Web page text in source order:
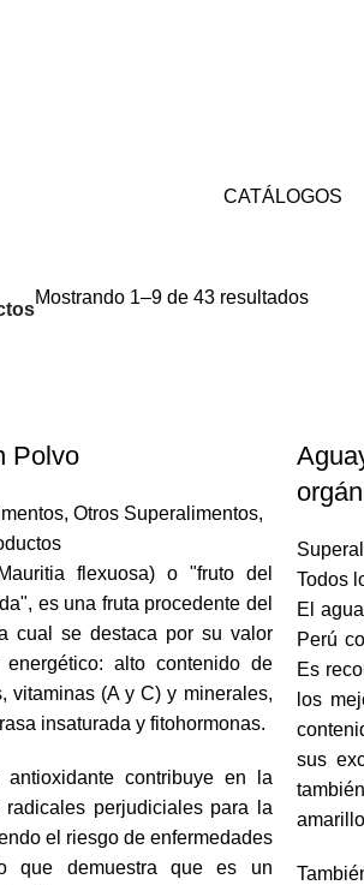
CATÁLOGOS
Mostrando 1–9 de 43 resultados
Polvo
, Otros Superalimentos,
flexuosa) o "fruto del
es una fruta procedente del
cual se destaca por su valor
energético: alto contenido de
vitaminas (A y C) y minerales,
insaturada y fitohormonas.
antioxidante contribuye en la
radicales perjudiciales para la
el riesgo de enfermedades
que demuestra que es un
Todos
El
Perú
Es
los
sus